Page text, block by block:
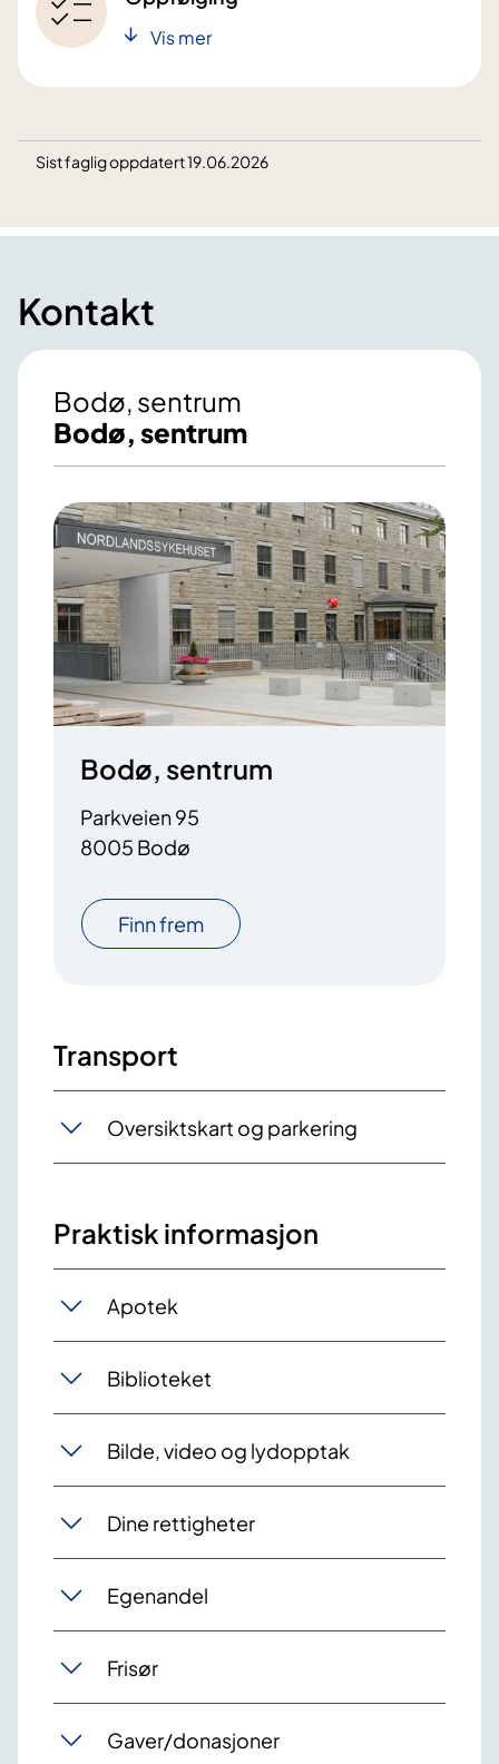
Vis mer
Sist faglig oppdatert 19.06.2026
Kontakt
Bodø, sentrum
Bodø, sentrum
Bodø, sentrum
Parkveien 95
8005 Bodø
Finn frem
Transport
Oversiktskart og parkering
Praktisk informasjon
Apotek
Biblioteket
Bilde, video og lydopptak
Dine rettigheter
Egenandel
Frisør
Gaver/donasjoner